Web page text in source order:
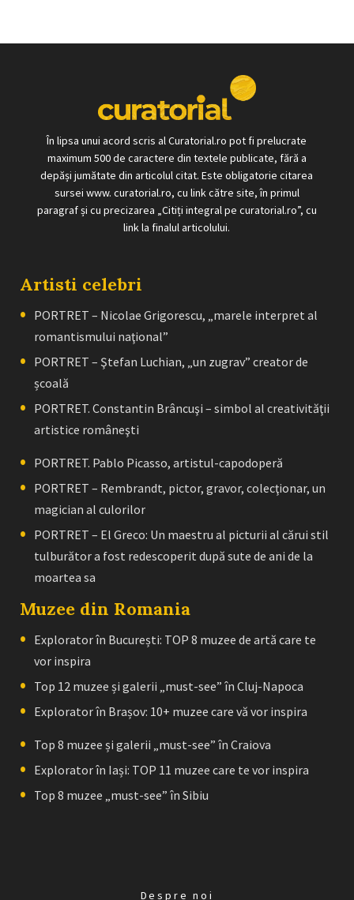
În lipsa unui acord scris al Curatorial.ro pot fi prelucrate
maximum 500 de caractere din textele publicate, fără a
depăși jumătate din articolul citat. Este obligatorie citarea
sursei www. curatorial.ro, cu link către site, în primul
paragraf și cu precizarea „Citiți integral pe curatorial.ro”, cu
link la finalul articolului.
Artisti celebri
PORTRET – Nicolae Grigorescu, „marele interpret al
romantismului naţional”
PORTRET – Ştefan Luchian, „un zugrav” creator de
școală
PORTRET. Constantin Brâncuşi – simbol al creativităţii
artistice româneşti
PORTRET. Pablo Picasso, artistul-capodoperă
PORTRET – Rembrandt, pictor, gravor, colecţionar, un
magician al culorilor
PORTRET – El Greco: Un maestru al picturii al cărui stil
tulburător a fost redescoperit după sute de ani de la
moartea sa
Muzee din Romania
Explorator în București: TOP 8 muzee de artă care te
vor inspira
Top 12 muzee și galerii „must-see” în Cluj-Napoca
Explorator în Brașov: 10+ muzee care vă vor inspira
Top 8 muzee și galerii „must-see” în Craiova
Explorator în Iași: TOP 11 muzee care te vor inspira
Top 8 muzee „must-see” în Sibiu
Despre noi